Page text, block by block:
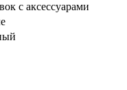
с аксессуарами